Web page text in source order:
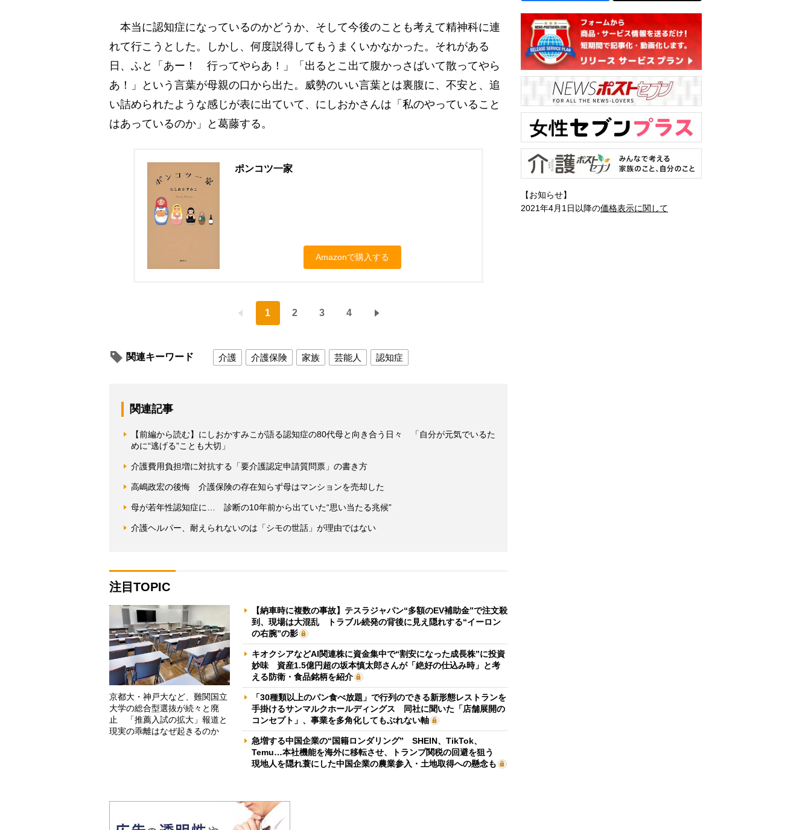
本当に認知症になっているのかどうか、そして今後のことも考えて精神科に連
れて行こうとした。しかし、何度説得してもうまくいかなかった。それがある
日、ふと「あー！ 行ってやらあ！」「出るとこ出て腹かっさばいて散ってやら
あ！」という言葉が母親の口から出た。威勢のいい言葉とは裏腹に、不安と、追
い詰められたような感じが表に出ていて、にしおかさんは「私のやっていること
はあっているのか」と葛藤する。
ポンコツ一家
Amazonで購入する
1 2 3 4
関連キーワード 介護 介護保険 家族 芸能人 認知症
関連記事
【前編から読む】にしおかすみこが語る認知症の80代母と向き合う日々 「自分が元気でいるた
めに“逃げる”ことも大切」
介護費用負担増に対抗する「要介護認定申請質問票」の書き方
高嶋政宏の後悔 介護保険の存在知らず母はマンションを売却した
母が若年性認知症に… 診断の10年前から出ていた“思い当たる兆候”
介護ヘルパー、耐えられないのは「シモの世話」が理由ではない
注目TOPIC
京都大・神戸大など、難関国立
大学の総合型選抜が続々と廃
止 「推薦入試の拡大」報道と
現実の乖離はなぜ起きるのか
【納車時に複数の事故】テスラジャパン“多額のEV補助金”で注文殺
到、現場は大混乱 トラブル続発の背後に見え隠れする“イーロン
の右腕”の影
キオクシアなどAI関連株に資金集中で“割安になった成長株”に投資
妙味 資産1.5億円超の坂本慎太郎さんが「絶好の仕込み時」と考
える防衛・食品銘柄を紹介
「30種類以上のパン食べ放題」で行列のできる新形態レストランを
手掛けるサンマルクホールディングス 同社に聞いた「店舗展開の
コンセプト」、事業を多角化してもぶれない軸
急増する中国企業の“国籍ロンダリング” SHEIN、TikTok、
Temu…本社機能を海外に移転させ、トランプ関税の回避を狙う
現地人を隠れ蓑にした中国企業の農業参入・土地取得への懸念も
【お知らせ】
2021年4月1日以降の価格表示に関して